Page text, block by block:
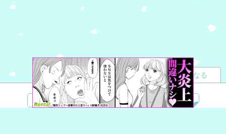
夢小説 ツイステ R18 鬼滅の刃 BL
読者になる